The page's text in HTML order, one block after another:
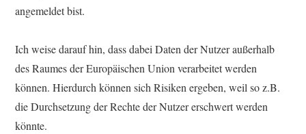
angemeldet bist.
Ich weise darauf hin, dass dabei Daten der Nutzer außerhalb
des Raumes der Europäischen Union verarbeitet werden
können. Hierdurch können sich Risiken ergeben, weil so z.B.
die Durchsetzung der Rechte der Nutzer erschwert werden
könnte.